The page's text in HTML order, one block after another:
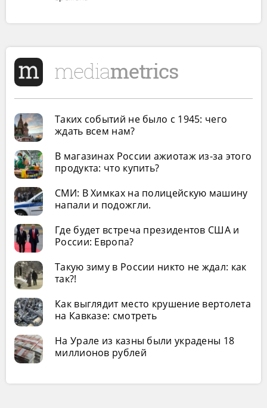
Таких событий не было с 1945: чего
ждать всем нам?
В магазинах России ажиотаж из-за этого
продукта: что купить?
СМИ: В Химках на полицейскую машину
напали и подожгли.
Где будет встреча президентов США и
России: Европа?
Такую зиму в России никто не ждал: как
так?!
Как выглядит место крушение вертолета
на Кавказе: смотреть
На Урале из казны были украдены 18
миллионов рублей